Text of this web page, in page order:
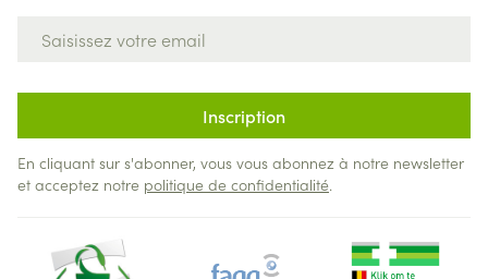
Inscription
En cliquant sur s'abonner, vous vous abonnez à notre newsletter
et acceptez notre politique de confidentialité.